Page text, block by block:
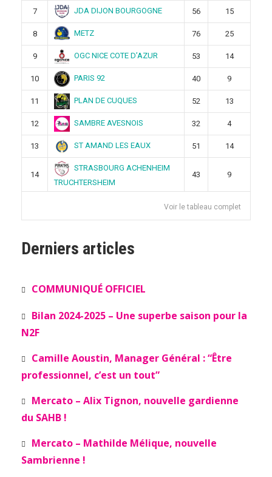
7 JDA DIJON BOURGOGNE 56 15
8 METZ 76 25
9 OGC NICE COTE D’AZUR 53 14
10 PARIS 92 40 9
11 PLAN DE CUQUES 52 13
12 SAMBRE AVESNOIS 32 4
13 ST AMAND LES EAUX 51 14
14
STRASBOURG ACHENHEIM
TRUCHTERSHEIM
43 9
Voir le tableau complet
Derniers articles
COMMUNIQUÉ OFFICIEL
Bilan 2024-2025 – Une superbe saison pour la
N2F
Camille Aoustin, Manager Général : “Être
professionnel, c’est un tout”
Mercato – Alix Tignon, nouvelle gardienne
du SAHB !
Mercato – Mathilde Mélique, nouvelle
Sambrienne !